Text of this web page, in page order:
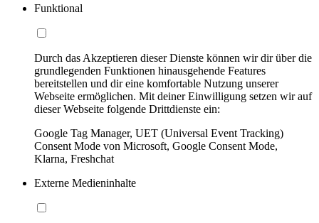
Funktional
Durch das Akzeptieren dieser Dienste können wir dir über die
grundlegenden Funktionen hinausgehende Features
bereitstellen und dir eine komfortable Nutzung unserer
Webseite ermöglichen. Mit deiner Einwilligung setzen wir auf
dieser Webseite folgende Drittdienste ein:
Google Tag Manager, UET (Universal Event Tracking)
Consent Mode von Microsoft, Google Consent Mode,
Klarna, Freshchat
Externe Medieninhalte